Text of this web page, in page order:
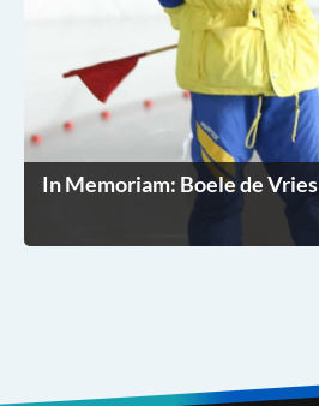
In Memoriam: Boele de Vries